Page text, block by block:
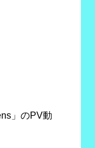
」のPV動